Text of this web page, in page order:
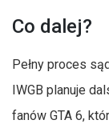
Co dalej?
Pełny proces
IWGB planuje
fanów GTA 6,